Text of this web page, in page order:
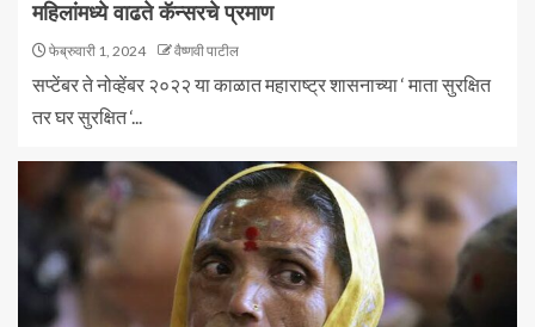
महिलांमध्ये वाढते कॅन्सरचे प्रमाण
फेब्रुवारी 1, 2024 वैष्णवी पाटील
सप्टेंबर ते नोव्हेंबर २०२२ या काळात महाराष्ट्र शासनाच्या ‘ माता सुरक्षित
तर घर सुरक्षित ‘...